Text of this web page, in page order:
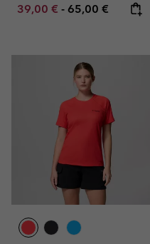
Minimum sale price:
39,00 € - Maximum price:
65,00 €